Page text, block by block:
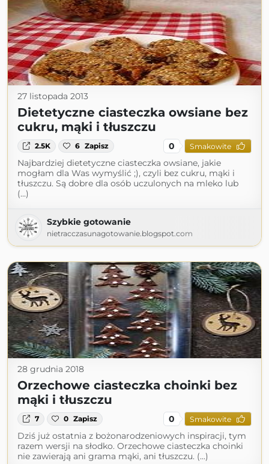
27 listopada 2013
Dietetyczne ciasteczka owsiane bez
cukru, mąki i tłuszczu
2.5K 6 Zapisz 0 Smakowite
Najbardziej dietetyczne ciasteczka owsiane, jakie
mogłam dla Was wymyślić ;), czyli bez cukru, mąki i
tłuszczu. Są dobre dla osób uczulonych na mleko lub
(...)
Szybkie gotowanie
nietracczasunagotowanie.blogspot.com
28 grudnia 2018
Orzechowe ciasteczka choinki bez
mąki i tłuszczu
7 0 Zapisz 0 Smakowite
Dziś już ostatnia z bożonarodzeniowych inspiracji, tym
razem wersji na słodko. Orzechowe ciasteczka choinki
nie zawierają ani grama mąki, ani tłuszczu. (...)